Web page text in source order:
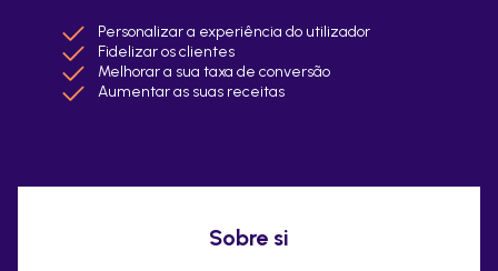
Personalizar a experiência do utilizador
Fidelizar os clientes
Melhorar a sua taxa de conversão
Aumentar as suas receitas
Sobre si